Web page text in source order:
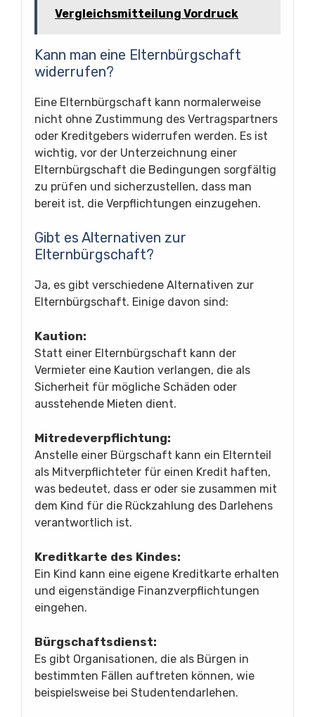
Vergleichsmitteilung Vordruck
Kann man eine Elternbürgschaft
widerrufen?
Eine Elternbürgschaft kann normalerweise
nicht ohne Zustimmung des Vertragspartners
oder Kreditgebers widerrufen werden. Es ist
wichtig, vor der Unterzeichnung einer
Elternbürgschaft die Bedingungen sorgfältig
zu prüfen und sicherzustellen, dass man
bereit ist, die Verpflichtungen einzugehen.
Gibt es Alternativen zur
Elternbürgschaft?
Ja, es gibt verschiedene Alternativen zur
Elternbürgschaft. Einige davon sind:
Kaution:
Statt einer Elternbürgschaft kann der
Vermieter eine Kaution verlangen, die als
Sicherheit für mögliche Schäden oder
ausstehende Mieten dient.
Mitredeverpflichtung:
Anstelle einer Bürgschaft kann ein Elternteil
als Mitverpflichteter für einen Kredit haften,
was bedeutet, dass er oder sie zusammen mit
dem Kind für die Rückzahlung des Darlehens
verantwortlich ist.
Kreditkarte des Kindes:
Ein Kind kann eine eigene Kreditkarte erhalten
und eigenständige Finanzverpflichtungen
eingehen.
Bürgschaftsdienst:
Es gibt Organisationen, die als Bürgen in
bestimmten Fällen auftreten können, wie
beispielsweise bei Studentendarlehen.